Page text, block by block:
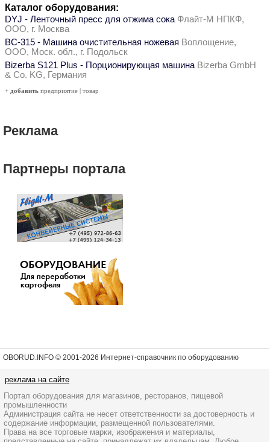
Каталог оборудования:
DYJ - Ленточный пресс для отжима сока Флайт-М НПКФ,
ООО, г. Москва
ВС-315 - Машина очистительная ножевая Воплощение,
ООО, Моск. обл., г. Подольск
Bizerba S121 Plus - Порционирующая машина Bizerba GmbH
& Co. KG, Германия
+ добавить предприятие | товар
Реклама
Партнеры портала
OBORUD.INFO © 2001-2026 Интернет-справочник по оборудованию
реклама на сайте
Портал оборудования для магазинов, ресторанов, пищевой
промышленности
Администрация сайта не несет ответственности за достоверность и
содержание информации, размещенной пользователями.
Права на все торговые марки, изображения и материалы,